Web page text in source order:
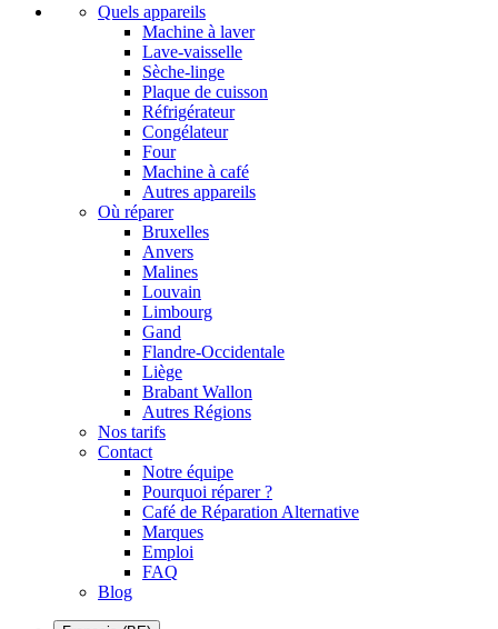
Quels appareils
Machine à laver
Lave-vaisselle
Sèche-linge
Plaque de cuisson
Réfrigérateur
Congélateur
Four
Machine à café
Autres appareils
Où réparer
Bruxelles
Anvers
Malines
Louvain
Limbourg
Gand
Flandre-Occidentale
Liège
Brabant Wallon
Autres Régions
Nos tarifs
Contact
Notre équipe
Pourquoi réparer ?
Café de Réparation Alternative
Marques
Emploi
FAQ
Blog